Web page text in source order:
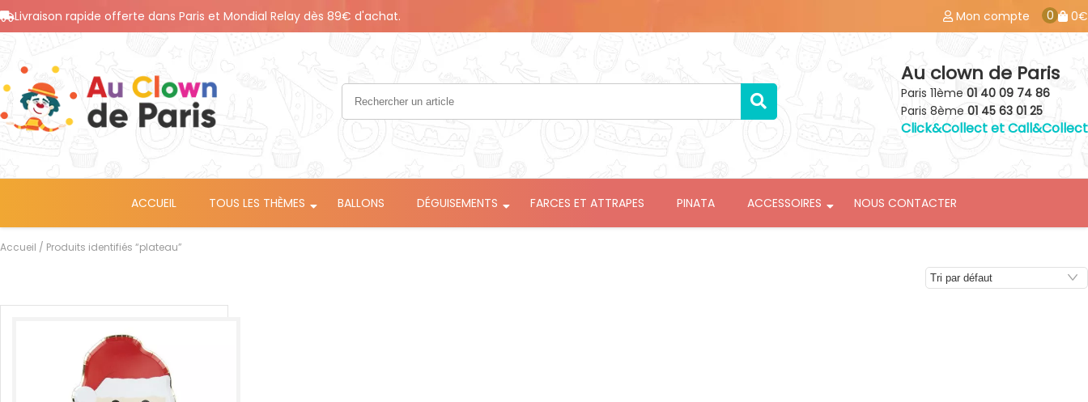
Livraison rapide offerte dans Paris et Mondial Relay dès 89€ d'achat. Mon compte 0 0€
Au clown de Paris
Paris 11ème 01 40 09 74 86
Paris 8ème 01 45 63 01 25
Click&Collect et Call&Collect
ACCUEIL TOUS LES THÈMES BALLONS DÉGUISEMENTS FARCES ET ATTRAPES PINATA ACCESSOIRES NOUS CONTACTER
Accueil / Produits identifiés “plateau”